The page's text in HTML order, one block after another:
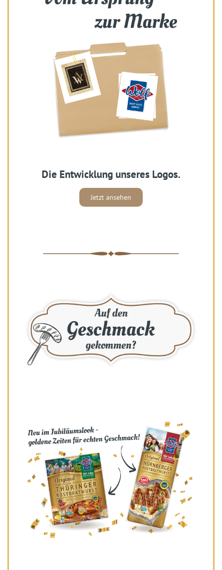
Die Entwicklung unseres Logos.
Jetzt ansehen